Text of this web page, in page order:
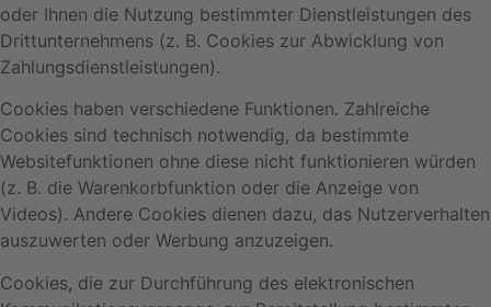
oder Ihnen die Nutzung bestimmter Dienstleistungen des
Drittunternehmens (z. B. Cookies zur Abwicklung von
Zahlungsdienstleistungen).
Cookies haben verschiedene Funktionen. Zahlreiche
Cookies sind technisch notwendig, da bestimmte
Websitefunktionen ohne diese nicht funktionieren würden
(z. B. die Warenkorbfunktion oder die Anzeige von
Videos). Andere Cookies dienen dazu, das Nutzerverhalten
auszuwerten oder Werbung anzuzeigen.
Cookies, die zur Durchführung des elektronischen